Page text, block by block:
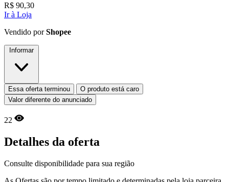
R$ 90,30
Ir à Loja
Vendido porShopee
Informar
Essa oferta terminou
O produto está caro
Valor diferente do anunciado
22
Detalhes da oferta
Consulte disponibilidade para sua região